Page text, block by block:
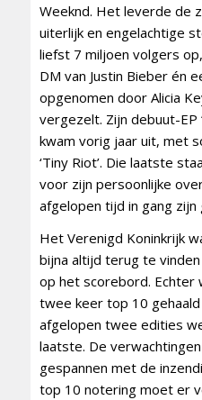
Weeknd. Het leverde de
uiterlijk en engelachtige
liefst 7 miljoen volgers
DM van Justin Bieber én
opgenomen door Alicia
vergezelt. Zijn debuut-EP
kwam vorig jaar uit, met
‘Tiny Riot’. Die laatste
voor zijn persoonlijke
afgelopen tijd in gang zijn
Het Verenigd Koninkrijk
bijna altijd terug te
op het scorebord. Echter
twee keer top 10
afgelopen twee edities
laatste. De
gespannen met de
top 10 notering moet er